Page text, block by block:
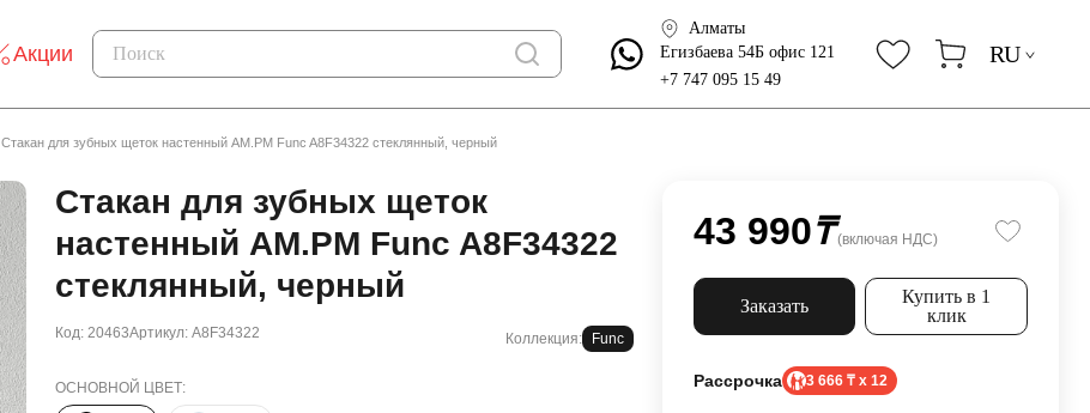
Акции
Алматы
Егизбаева 54Б офис 121
+7 747 095 15 49
RU
Стакан для зубных щеток настенный AM.PM Func A8F34322 стеклянный, черный
Стакан для зубных щеток
настенный AM.PM Func A8F34322
стеклянный, черный
Код: 20463Артикул: A8F34322 Коллекция: Func
ОСНОВНОЙ ЦВЕТ:
43 990₸ (включая НДС)
Заказать
Купить в 1
клик
Рассрочка 3 666 ₸ x 12